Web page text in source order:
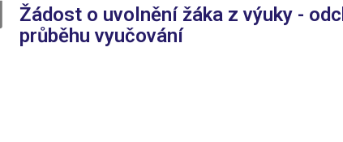
Žádost o uvolnění žáka z výuky -
průběhu vyučování